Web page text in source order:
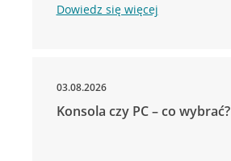
Dowiedz się więcej
03.08.2026
Konsola czy PC – co wybrać?